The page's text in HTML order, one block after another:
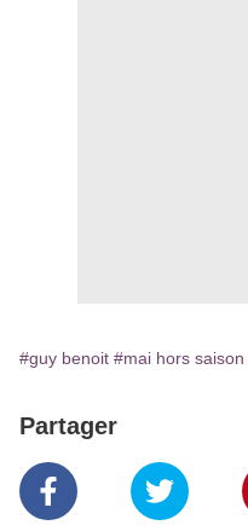
#guy benoit #mai hors saison
Partager